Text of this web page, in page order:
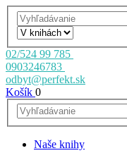
02/524 99 785
0903246783
odbyt@perfekt.sk
Košík 0
Naše knihy